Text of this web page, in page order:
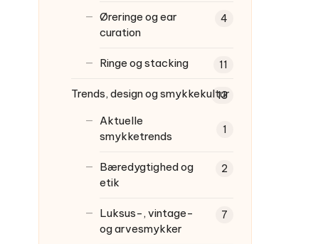
Øreringe og ear
curation
4
Ringe og stacking 11
Trends, design og smykkekultur
13
Aktuelle
smykketrends
1
Bæredygtighed og
etik
2
Luksus-, vintage-
og arvesmykker
7